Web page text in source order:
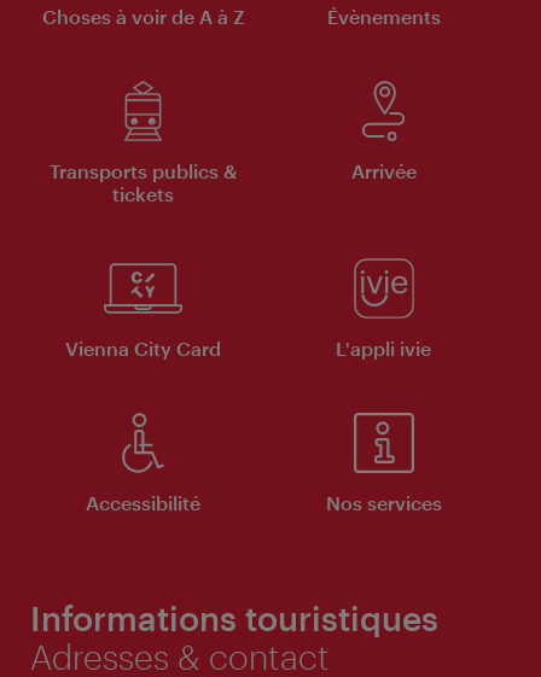
Choses à voir de A à Z Évènements
Transports publics &
tickets
Arrivée
Vienna City Card L'appli ivie
Accessibilité Nos services
Informations touristiques
Adresses & contact